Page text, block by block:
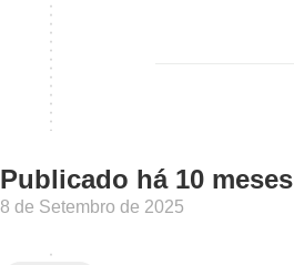
Publicado há 10 meses
8 de Setembro de 2025